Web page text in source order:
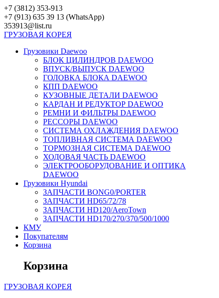
Перейти
к
контенту
+7 (3812) 353-913
+7 (913) 635 39 13 (WhatsApp)
353913@list.ru
ГРУЗОВАЯ КОРЕЯ
Грузовики Daewoo
БЛОК ЦИЛИНДРОВ DAEWOO
ВПУСК/ВЫПУСК DAEWOO
ГОЛОВКА БЛОКА DAEWOO
КПП DAEWOO
КУЗОВНЫЕ ДЕТАЛИ DAEWOO
КАРДАН И РЕДУКТОР DAEWOO
РЕМНИ И ФИЛЬТРЫ DAEWOO
РЕССОРЫ DAEWOO
СИСТЕМА ОХЛАЖДЕНИЯ DAEWOO
ТОПЛИВНАЯ СИСТЕМА DAEWOO
ТОРМОЗНАЯ СИСТЕМА DAEWOO
ХОДОВАЯ ЧАСТЬ DAEWOO
ЭЛЕКТРООБОРУДОВАНИЕ И ОПТИКА
DAEWOO
Грузовики Hyundai
ЗАПЧАСТИ BONG0/PORTER
ЗАПЧАСТИ HD65/72/78
ЗАПЧАСТИ HD120/AeroTown
ЗАПЧАСТИ HD170/270/370/500/1000
КМУ
Покупателям
Корзина
Корзина
ГРУЗОВАЯ КОРЕЯ